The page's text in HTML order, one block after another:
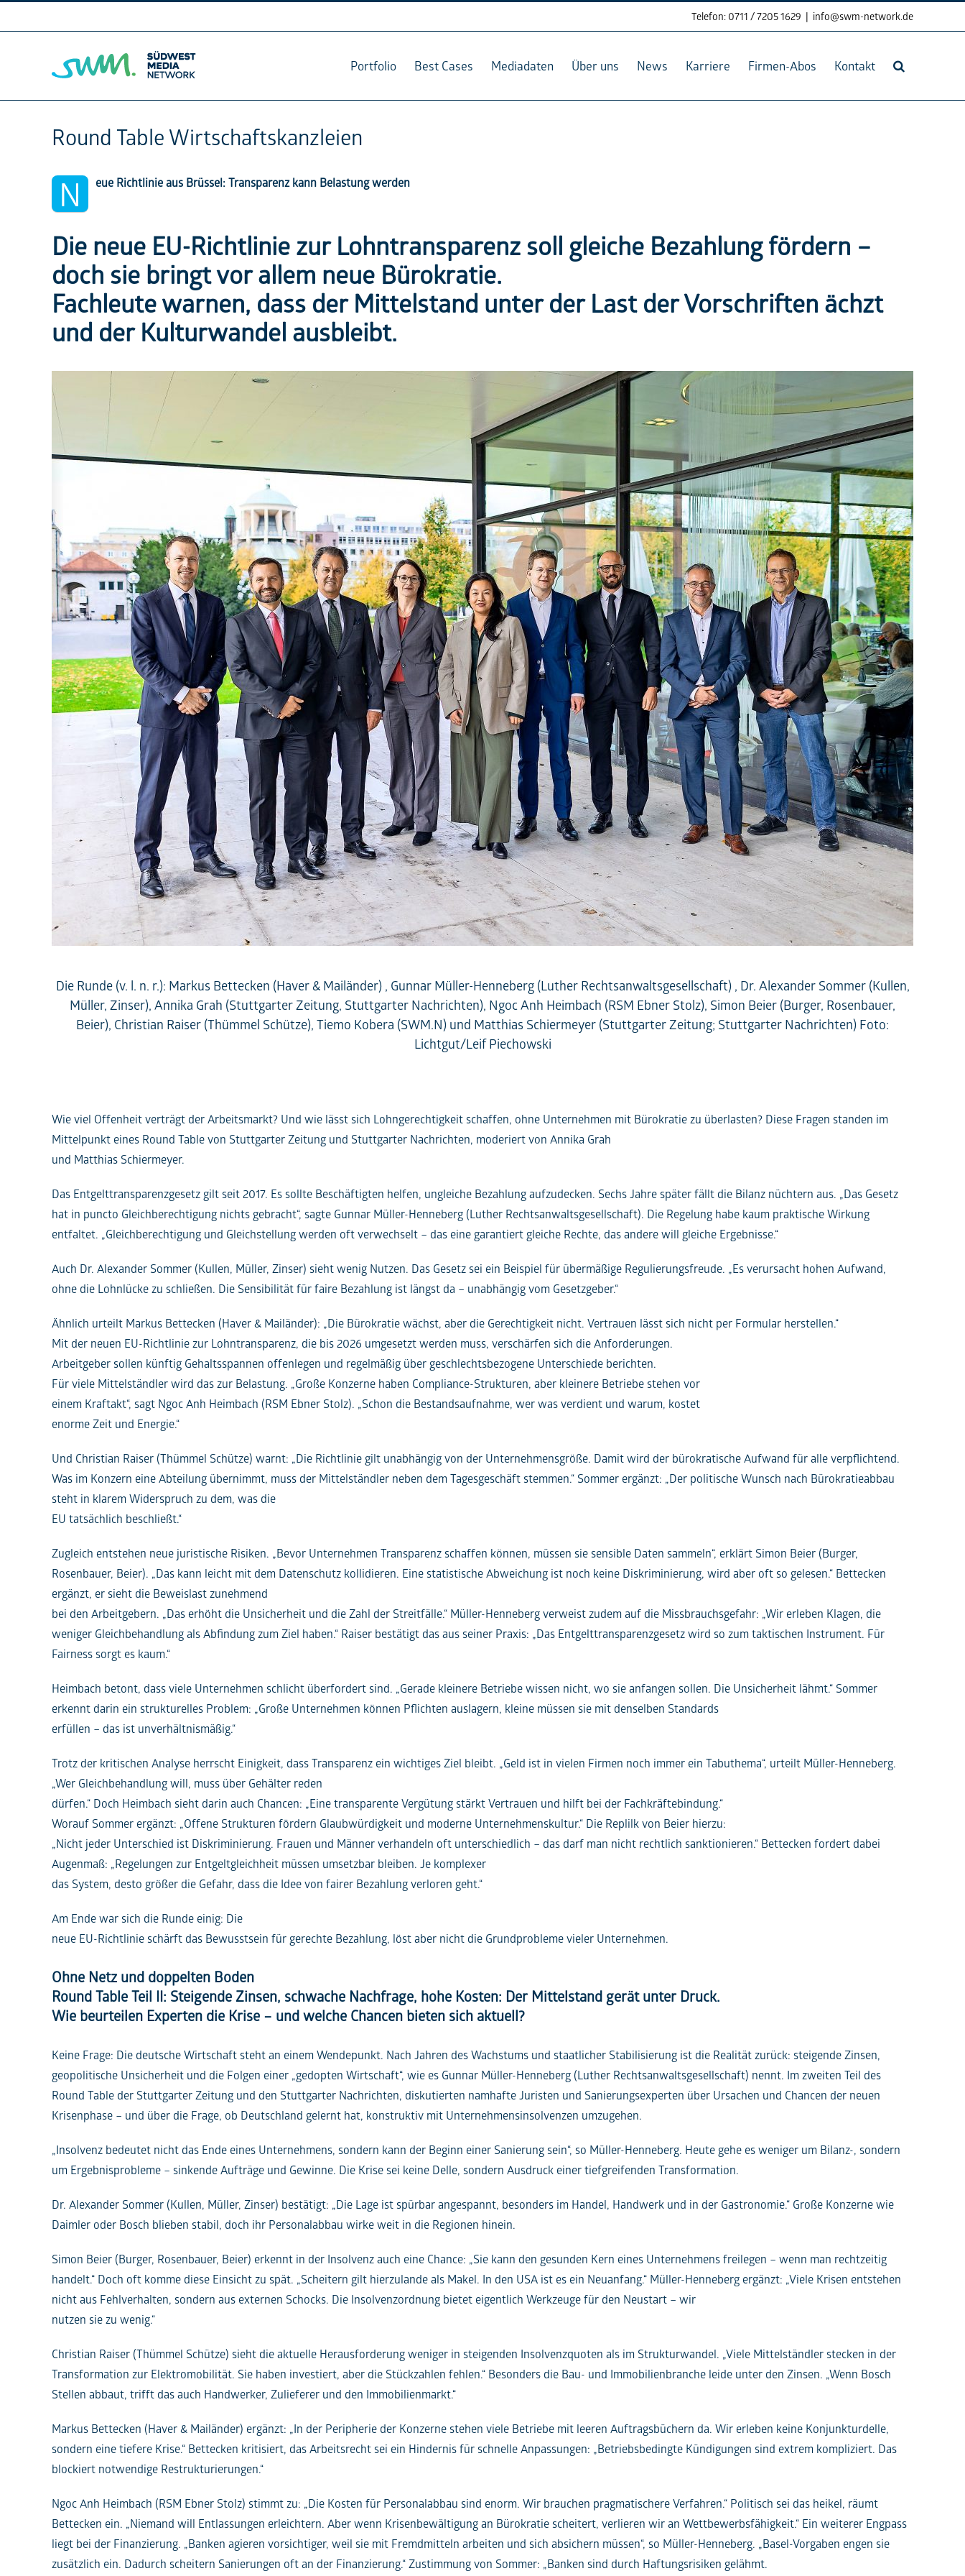
to
Telefon: 0711 / 7205 1629 | info@swm-network.de
Portfolio Best Cases Mediadaten Über uns News Karriere Firmen-Abos Kontakt
Round Table Wirtschaftskanzleien
N eue Richtlinie aus Brüssel: Transparenz kann Belastung werden
Die neue EU-Richtlinie zur Lohntransparenz soll gleiche Bezahlung fördern –
doch sie bringt vor allem neue Bürokratie.
Fachleute warnen, dass der Mittelstand unter der Last der Vorschriften ächzt
und der Kulturwandel ausbleibt.
Die Runde (v. l. n. r.): Markus Bettecken (Haver & Mailänder) , Gunnar Müller-Henneberg (Luther Rechtsanwaltsgesellschaft) , Dr. Alexander Sommer (Kullen,
Müller, Zinser), Annika Grah (Stuttgarter Zeitung, Stuttgarter Nachrichten), Ngoc Anh Heimbach (RSM Ebner Stolz), Simon Beier (Burger, Rosenbauer,
Beier), Christian Raiser (Thümmel Schütze), Tiemo Kobera (SWM.N) und Matthias Schiermeyer (Stuttgarter Zeitung; Stuttgarter Nachrichten) Foto:
Lichtgut/Leif Piechowski
Wie viel Offenheit verträgt der Arbeitsmarkt? Und wie lässt sich Lohngerechtigkeit schaffen, ohne Unternehmen mit Bürokratie zu überlasten? Diese Fragen standen im
Mittelpunkt eines Round Table von Stuttgarter Zeitung und Stuttgarter Nachrichten, moderiert von Annika Grah
und Matthias Schiermeyer.
Das Entgelttransparenzgesetz gilt seit 2017. Es sollte Beschäftigten helfen, ungleiche Bezahlung aufzudecken. Sechs Jahre später fällt die Bilanz nüchtern aus. „Das Gesetz
hat in puncto Gleichberechtigung nichts gebracht“, sagte Gunnar Müller-Henneberg (Luther Rechtsanwaltsgesellschaft). Die Regelung habe kaum praktische Wirkung
entfaltet. „Gleichberechtigung und Gleichstellung werden oft verwechselt – das eine garantiert gleiche Rechte, das andere will gleiche Ergebnisse.“
Auch Dr. Alexander Sommer (Kullen, Müller, Zinser) sieht wenig Nutzen. Das Gesetz sei ein Beispiel für übermäßige Regulierungsfreude. „Es verursacht hohen Aufwand,
ohne die Lohnlücke zu schließen. Die Sensibilität für faire Bezahlung ist längst da – unabhängig vom Gesetzgeber.“
Ähnlich urteilt Markus Bettecken (Haver & Mailänder): „Die Bürokratie wächst, aber die Gerechtigkeit nicht. Vertrauen lässt sich nicht per Formular herstellen.“
Mit der neuen EU-Richtlinie zur Lohntransparenz, die bis 2026 umgesetzt werden muss, verschärfen sich die Anforderungen.
Arbeitgeber sollen künftig Gehaltsspannen offenlegen und regelmäßig über geschlechtsbezogene Unterschiede berichten.
Für viele Mittelständler wird das zur Belastung. „Große Konzerne haben Compliance-Strukturen, aber kleinere Betriebe stehen vor
einem Kraftakt“, sagt Ngoc Anh Heimbach (RSM Ebner Stolz). „Schon die Bestandsaufnahme, wer was verdient und warum, kostet
enorme Zeit und Energie.“
Und Christian Raiser (Thümmel Schütze) warnt: „Die Richtlinie gilt unabhängig von der Unternehmensgröße. Damit wird der bürokratische Aufwand für alle verpflichtend.
Was im Konzern eine Abteilung übernimmt, muss der Mittelständler neben dem Tagesgeschäft stemmen.“ Sommer ergänzt: „Der politische Wunsch nach Bürokratieabbau
steht in klarem Widerspruch zu dem, was die
EU tatsächlich beschließt.“
Zugleich entstehen neue juristische Risiken. „Bevor Unternehmen Transparenz schaffen können, müssen sie sensible Daten sammeln“, erklärt Simon Beier (Burger,
Rosenbauer, Beier). „Das kann leicht mit dem Datenschutz kollidieren. Eine statistische Abweichung ist noch keine Diskriminierung, wird aber oft so gelesen.“ Bettecken
ergänzt, er sieht die Beweislast zunehmend
bei den Arbeitgebern. „Das erhöht die Unsicherheit und die Zahl der Streitfälle.“ Müller-Henneberg verweist zudem auf die Missbrauchsgefahr: „Wir erleben Klagen, die
weniger Gleichbehandlung als Abfindung zum Ziel haben.“ Raiser bestätigt das aus seiner Praxis: „Das Entgelttransparenzgesetz wird so zum taktischen Instrument. Für
Fairness sorgt es kaum.“
Heimbach betont, dass viele Unternehmen schlicht überfordert sind. „Gerade kleinere Betriebe wissen nicht, wo sie anfangen sollen. Die Unsicherheit lähmt.“ Sommer
erkennt darin ein strukturelles Problem: „Große Unternehmen können Pflichten auslagern, kleine müssen sie mit denselben Standards
erfüllen – das ist unverhältnismäßig.“
Trotz der kritischen Analyse herrscht Einigkeit, dass Transparenz ein wichtiges Ziel bleibt. „Geld ist in vielen Firmen noch immer ein Tabuthema“, urteilt Müller-Henneberg.
„Wer Gleichbehandlung will, muss über Gehälter reden
dürfen.“ Doch Heimbach sieht darin auch Chancen: „Eine transparente Vergütung stärkt Vertrauen und hilft bei der Fachkräftebindung.“
Worauf Sommer ergänzt: „Offene Strukturen fördern Glaubwürdigkeit und moderne Unternehmenskultur.“ Die Replilk von Beier hierzu:
„Nicht jeder Unterschied ist Diskriminierung. Frauen und Männer verhandeln oft unterschiedlich – das darf man nicht rechtlich sanktionieren.“ Bettecken fordert dabei
Augenmaß: „Regelungen zur Entgeltgleichheit müssen umsetzbar bleiben. Je komplexer
das System, desto größer die Gefahr, dass die Idee von fairer Bezahlung verloren geht.“
Am Ende war sich die Runde einig: Die
neue EU-Richtlinie schärft das Bewusstsein für gerechte Bezahlung, löst aber nicht die Grundprobleme vieler Unternehmen.
Ohne Netz und doppelten Boden
Round Table Teil II: Steigende Zinsen, schwache Nachfrage, hohe Kosten: Der Mittelstand gerät unter Druck.
Wie beurteilen Experten die Krise – und welche Chancen bieten sich aktuell?
Keine Frage: Die deutsche Wirtschaft steht an einem Wendepunkt. Nach Jahren des Wachstums und staatlicher Stabilisierung ist die Realität zurück: steigende Zinsen,
geopolitische Unsicherheit und die Folgen einer „gedopten Wirtschaft“, wie es Gunnar Müller-Henneberg (Luther Rechtsanwaltsgesellschaft) nennt. Im zweiten Teil des
Round Table der Stuttgarter Zeitung und den Stuttgarter Nachrichten, diskutierten namhafte Juristen und Sanierungsexperten über Ursachen und Chancen der neuen
Krisenphase – und über die Frage, ob Deutschland gelernt hat, konstruktiv mit Unternehmensinsolvenzen umzugehen.
„Insolvenz bedeutet nicht das Ende eines Unternehmens, sondern kann der Beginn einer Sanierung sein“, so Müller-Henneberg. Heute gehe es weniger um Bilanz-, sondern
um Ergebnisprobleme – sinkende Aufträge und Gewinne. Die Krise sei keine Delle, sondern Ausdruck einer tiefgreifenden Transformation.
Dr. Alexander Sommer (Kullen, Müller, Zinser) bestätigt: „Die Lage ist spürbar angespannt, besonders im Handel, Handwerk und in der Gastronomie.“ Große Konzerne wie
Daimler oder Bosch blieben stabil, doch ihr Personalabbau wirke weit in die Regionen hinein.
Simon Beier (Burger, Rosenbauer, Beier) erkennt in der Insolvenz auch eine Chance: „Sie kann den gesunden Kern eines Unternehmens freilegen – wenn man rechtzeitig
handelt.“ Doch oft komme diese Einsicht zu spät. „Scheitern gilt hierzulande als Makel. In den USA ist es ein Neuanfang.“ Müller-Henneberg ergänzt: „Viele Krisen entstehen
nicht aus Fehlverhalten, sondern aus externen Schocks. Die Insolvenzordnung bietet eigentlich Werkzeuge für den Neustart – wir
nutzen sie zu wenig.“
Christian Raiser (Thümmel Schütze) sieht die aktuelle Herausforderung weniger in steigenden Insolvenzquoten als im Strukturwandel. „Viele Mittelständler stecken in der
Transformation zur Elektromobilität. Sie haben investiert, aber die Stückzahlen fehlen.“ Besonders die Bau- und Immobilienbranche leide unter den Zinsen. „Wenn Bosch
Stellen abbaut, trifft das auch Handwerker, Zulieferer und den Immobilienmarkt.“
Markus Bettecken (Haver & Mailänder) ergänzt: „In der Peripherie der Konzerne stehen viele Betriebe mit leeren Auftragsbüchern da. Wir erleben keine Konjunkturdelle,
sondern eine tiefere Krise.“ Bettecken kritisiert, das Arbeitsrecht sei ein Hindernis für schnelle Anpassungen: „Betriebsbedingte Kündigungen sind extrem kompliziert. Das
blockiert notwendige Restrukturierungen.“
Ngoc Anh Heimbach (RSM Ebner Stolz) stimmt zu: „Die Kosten für Personalabbau sind enorm. Wir brauchen pragmatischere Verfahren.“ Politisch sei das heikel, räumt
Bettecken ein. „Niemand will Entlassungen erleichtern. Aber wenn Krisenbewältigung an Bürokratie scheitert, verlieren wir an Wettbewerbsfähigkeit.“ Ein weiterer Engpass
liegt bei der Finanzierung. „Banken agieren vorsichtiger, weil sie mit Fremdmitteln arbeiten und sich absichern müssen“, so Müller-Henneberg. „Basel-Vorgaben engen sie
zusätzlich ein. Dadurch scheitern Sanierungen oft an der Finanzierung.“ Zustimmung von Sommer: „Banken sind durch Haftungsrisiken gelähmt.